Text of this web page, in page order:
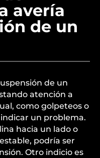
avería
de un
de un
atención a
como golpeteos o
un problema.
hacia un lado o
podría ser
Otro indicio es